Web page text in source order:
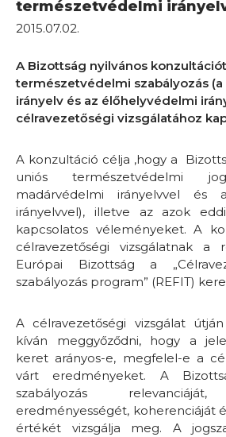
természetvédelmi
2015.07.02.
A Bizottság nyilvános
természetvédelmi szabályozás
irányelv és az élőhelyvédelmi
célravezetőségi vizsgálatához
A konzultáció célja ,hogy a
uniós természetvédelmi
madárvédelmi irányelvvel és
irányelvvel), illetve az azok
kapcsolatos véleményeket. A
célravezetőségi vizsgálatnak a
Európai Bizottság a
szabályozás program” (REFIT)
A célravezetőségi vizsgálat
kíván meggyőződni, hogy a
keret arányos-e, megfelel-e a
várt eredményeket. A
szabályozás relevanciáját,
eredményességét, koherenciáját
értékét vizsgálja meg. A